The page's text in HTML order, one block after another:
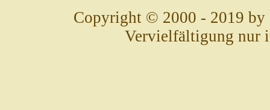
Copyright © 2000 - 2019 by
Vervielfältigung nur